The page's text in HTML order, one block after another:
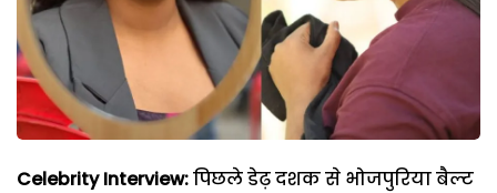
Celebrity Interview:पिछले डेढ़ दशक से भोजपुरिया बैल्ट